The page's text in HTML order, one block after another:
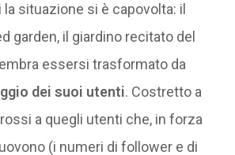
situazione si è capovolta: il
garden, il giardino recitato del
essersi trasformato da
dei suoi utenti. Costretto a
a quegli utenti che, in forza
(i numeri di follower e di